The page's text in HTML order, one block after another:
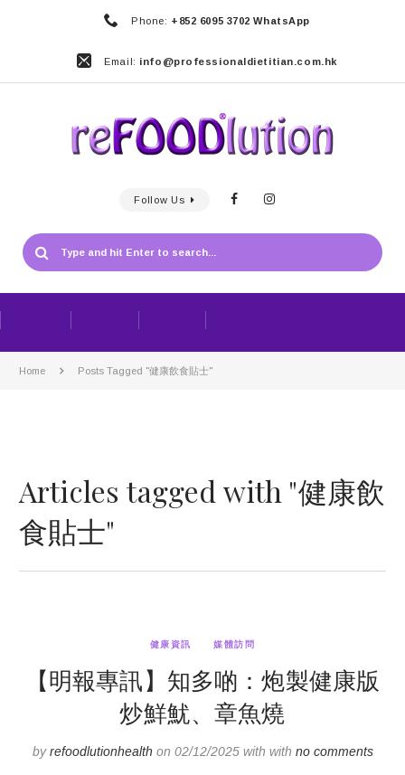
Phone: +852 6095 3702 WhatsApp
Email: info@professionaldietitian.com.hk
Follow Us
Home Posts Tagged "健康飲食貼士"
Articles tagged with "健康飲
食貼士"
健康資訊 媒體訪問
【明報專訊】知多啲：炮製健康版
炒鮮魷、章魚燒
byrefoodlutionhealth on 02/12/2025 with with no comments